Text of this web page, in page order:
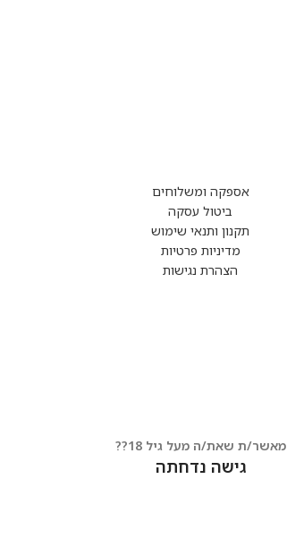
אספקה ומשלוחים
ביטול עסקה
תקנון ותנאי שימוש
מדיניות פרטיות
הצהרת נגישות
מאשר/ת שאת/ה מעל גיל 18??
גישה נדחתה